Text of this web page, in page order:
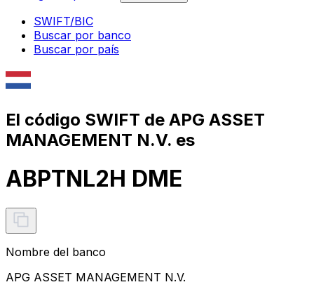
SWIFT/BIC
Buscar por banco
Buscar por país
El código SWIFT de APG ASSET
MANAGEMENT N.V. es
ABPTNL2H DME
Nombre del banco
APG ASSET MANAGEMENT N.V.